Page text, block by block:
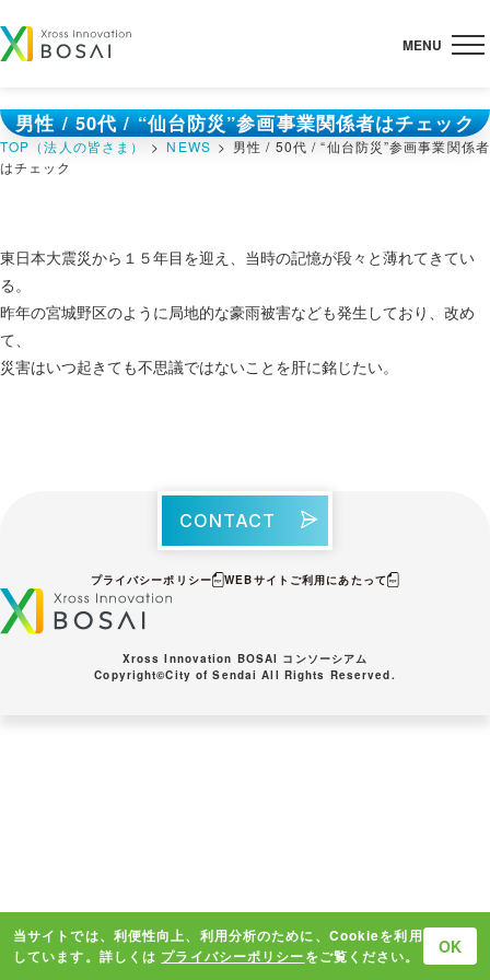
to
content
男性 / 50代 / “仙台防災”参画事業関係者はチェック
TOP（法人の皆さま） NEWS
男性 / 50代 / “仙台防災”参画事業関係者
はチェック
東日本大震災から１５年目を迎え、当時の記憶が段々と薄れてきてい
る。
昨年の宮城野区のように局地的な豪雨被害なども発生しており、改め
て、
災害はいつ起きても不思議ではないことを肝に銘じたい。
Xross Innovation BOSAI コンソーシアム
Copyright©City of Sendai All Rights Reserved.
CONTACT
プライバシーポリシー WEBサイトご利⽤にあたって
当サイトでは、利便性向上、利用分析のために、Cookieを利用
しています。詳しくは プライバシーポリシーをご覧ください。 OK